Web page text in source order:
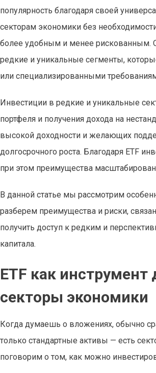
популярность благодаря своей
секторам экономики без
более удобным и менее рискованным.
редкие и уникальные сегменты,
или специализированными
Инвестиции в редкие и уникальные
портфеля и получения дохода на
высокой доходности и желающих
долгосрочного роста. Благодаря ETF
при этом преимущества
В данной статье мы рассмотрим
разберем преимущества и риски,
получить доступ к редким и
капитала.
ETF как
секторы экономики
Когда думаешь о вложениях, обычно
только стандартные активы — есть
поговорим о том, как можно